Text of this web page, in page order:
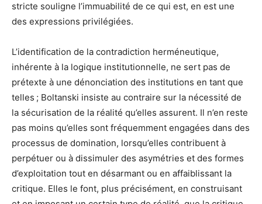
stricte souligne l’immuabilité de ce qui est, en est une
des expressions privilégiées.
L’identification de la contradiction herméneutique,
inhérente à la logique institutionnelle, ne sert pas de
prétexte à une dénonciation des institutions en tant que
telles ; Boltanski insiste au contraire sur la nécessité de
la sécurisation de la réalité qu’elles assurent. Il n’en reste
pas moins qu’elles sont fréquemment engagées dans des
processus de domination, lorsqu’elles contribuent à
perpétuer ou à dissimuler des asymétries et des formes
d’exploitation tout en désarmant ou en affaiblissant la
critique. Elles le font, plus précisément, en construisant